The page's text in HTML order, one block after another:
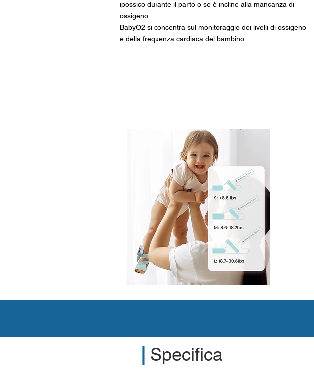
ipossico durante il parto o se è incline alla mancanza di
ossigeno.
BabyO2 si concentra sul monitoraggio dei livelli di ossigeno
e della frequenza cardiaca del bambino.
Specifica